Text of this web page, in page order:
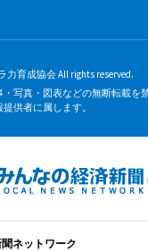
力育成協会 All rights reserved.
写真・図表などの無断転載を
供者に属します。
ネットワーク